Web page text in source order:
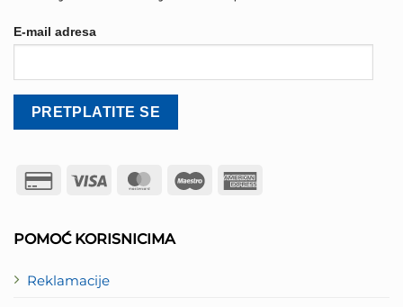
POMOĆ KORISNICIMA
Reklamacije
E-mail adresa
Credit
Visa MasterCard
Maestro